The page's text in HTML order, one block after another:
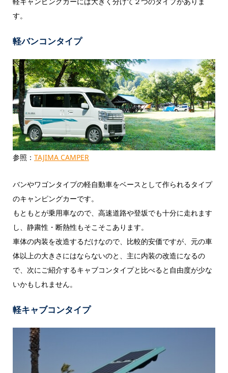
す。
軽バンコンタイプ
参照： TAJIMA CAMPER
バンやワゴンタイプの軽自動車をベースとして作られるタイプ
のキャンピングカーです。
もともとが乗用車なので、高速道路や登坂でも十分に走れます
し、静粛性・断熱性もそこそこあります。
車体の内装を改造するだけなので、比較的安価ですが、元の車
体以上の大きさにはならないのと、主に内装の改造になるの
で、次にご紹介するキャブコンタイプと比べると自由度が少な
いかもしれません。
軽キャブコンタイプ